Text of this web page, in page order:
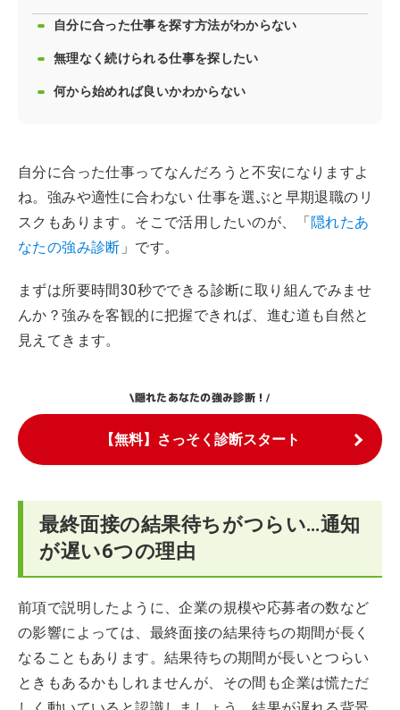
自分に合った仕事を探す方法がわからない
無理なく続けられる仕事を探したい
何から始めれば良いかわからない
自分に合った仕事ってなんだろうと不安になりますよ
ね。強みや適性に合わない 仕事を選ぶと早期退職のリ
スクもあります。そこで活用したいのが、「隠れたあ
なたの強み診断 」です。
まずは所要時間30秒でできる診断に取り組んでみませ
んか？強みを客観的に把握できれば、進む道も自然と
見えてきます。
\隠れたあなたの強み診断！/
【無料】さっそく診断スタート
最終面接の結果待ちがつらい…通知
が遅い6つの理由
前項で説明したように、企業の規模や応募者の数など
の影響によっては、最終面接の結果待ちの期間が長く
なることもあります。結果待ちの期間が長いとつらい
ときもあるかもしれませんが、その間も企業は慌ただ